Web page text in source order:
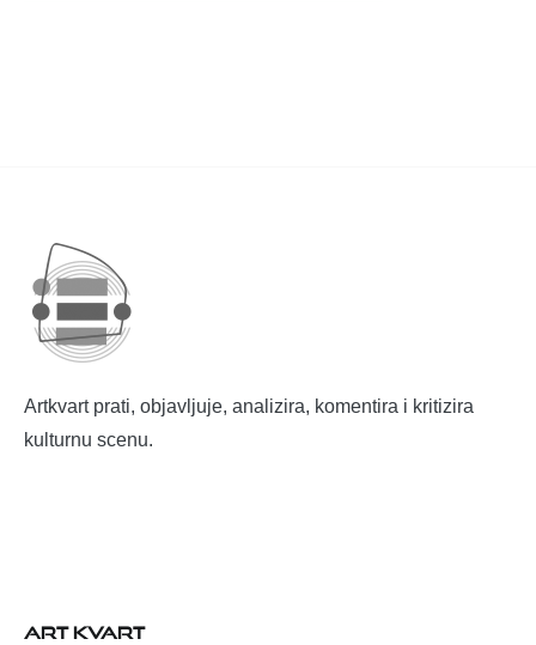
Artkvart prati, objavljuje, analizira, komentira i kritizira
kulturnu scenu.
ART KVART